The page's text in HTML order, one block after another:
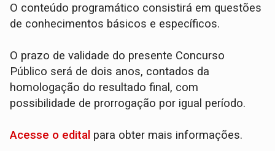
O conteúdo programático consistirá em questões
de conhecimentos básicos e específicos.
O prazo de validade do presente Concurso
Público será de dois anos, contados da
homologação do resultado final, com
possibilidade de prorrogação por igual período.
Acesse o edital para obter mais informações.